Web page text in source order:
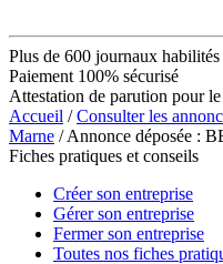
Plus de 600 journaux habilités
Paiement 100% sécurisé
Attestation de parution pour
Accueil /Consulter les
Marne / Annonce déposée :
Fiches pratiques et conseils
Créer son entreprise
Gérer son entreprise
Fermer son entreprise
Toutes nos fiches